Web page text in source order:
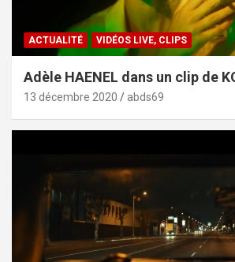
ACTUALITÉ VIDÉOS LIVE, CLIPS
Adèle HAENEL dans un clip de
13 décembre 2020 abds69